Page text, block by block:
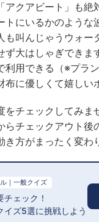
アクアビート」も絶
トにいるかのような
も叫んじゃうウォー
ず大はしゃぎできま
利用できる（※プラ
布に優しくて嬉しい
をチェックしてみま
らチェックアウト後
方がまったく変わ
｜一般クイズ
ェック！
イズ5選に挑戦しよう